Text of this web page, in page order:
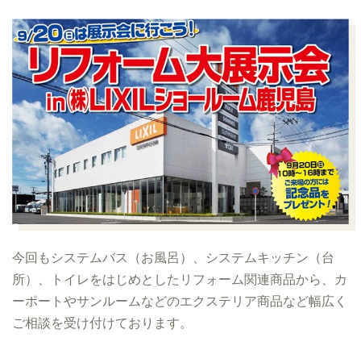
今回もシステムバス（お風呂）、システムキッチン（台
所）、トイレをはじめとしたリフォーム関連商品から、カ
ーポートやサンルームなどのエクステリア商品など幅広く
ご相談を受け付けております。